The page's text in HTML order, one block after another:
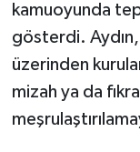
kamuoyunda
gösterdi. Aydın,
üzerinden
mizah ya da